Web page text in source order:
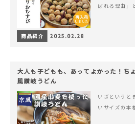
ばれる理由」
商品紹介 2025.02.28
大人も子どもも、あってよかった！ち
風讃岐うどん
いざというと
いサイズの本